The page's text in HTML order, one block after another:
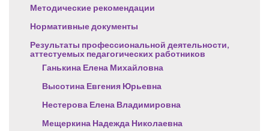
Методические рекомендации
Нормативные документы
Результаты профессиональной деятельности,
аттестуемых педагогических работников
Ганькина Елена Михайловна
Высотина Евгения Юрьевна
Нестерова Елена Владимировна
Мещеркина Надежда Николаевна